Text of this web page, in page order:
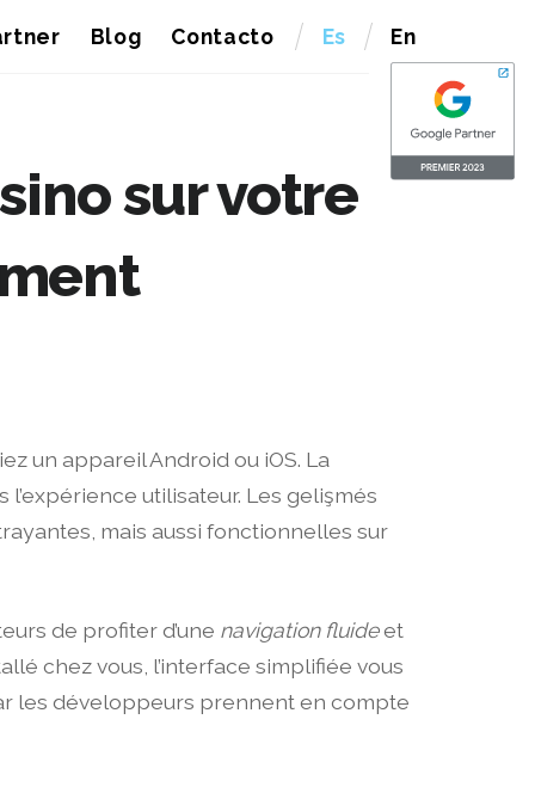
Blog Contacto Es En
sur votre
un appareil Android ou iOS. La
utilisateur. Les gelişmés
mais aussi fonctionnelles sur
de profiter d’une navigation fluideet
chez vous, l’interface simplifiée vous
les développeurs prennent en compte